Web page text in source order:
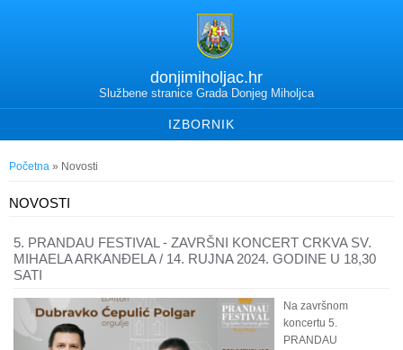
donjimiholjac.hr
Službene stranice Grada Donjeg Miholjca
IZBORNIK
Vi ste ovdje
Početna » Novosti
NOVOSTI
5. PRANDAU FESTIVAL - ZAVRŠNI KONCERT CRKVA SV.
MIHAELA ARKANĐELA / 14. RUJNA 2024. GODINE U 18,30
SATI
Na završnom
koncertu 5.
PRANDAU